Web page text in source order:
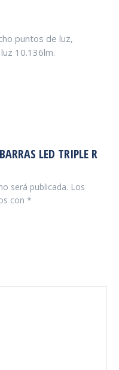
puntos de luz,
10.136lm.
LED TRIPLE R
será publicada. Los
con *